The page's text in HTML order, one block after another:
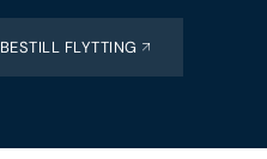
BESTILL FLYTTING